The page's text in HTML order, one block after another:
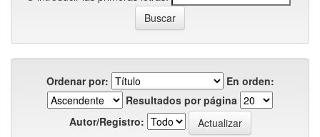
Ordenar por:
En orden:
Resultados por página
Autor/Registro: